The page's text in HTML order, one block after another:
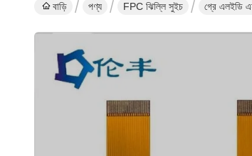
বাড়ি পণ্য FPC ঝিল্লি সুইচ গ্রে এলইডি